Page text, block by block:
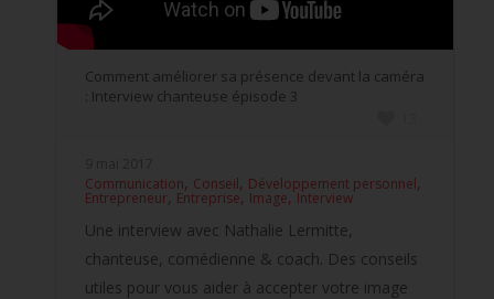
Comment améliorer sa présence devant la caméra
: Interview chanteuse épisode 3
Communication, Conseil, Développement personnel,
Entrepreneur, Entreprise, Image,Interview
Une interview avec Nathalie Lermitte,
chanteuse, comédienne & coach. Des conseils
utiles pour vous aider à accepter votre image